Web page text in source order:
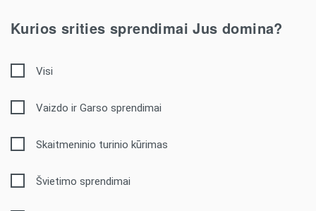
Kurios srities sprendimai Jus domina?
Visi
Vaizdo ir Garso sprendimai
Skaitmeninio turinio kūrimas
Švietimo sprendimai